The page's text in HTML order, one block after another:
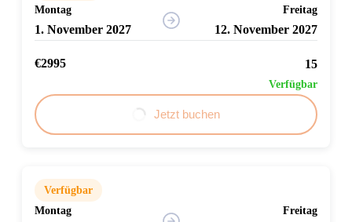
Montag
1. November 2027
Freitag
12. November 2027
€2995 15
Verfügbar
Jetzt buchen
Verfügbar
Montag
Freitag